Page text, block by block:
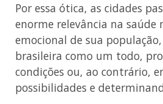
Por essa ótica, as cidades
enorme relevância na saúde
emocional de sua
brasileira como um todo,
condições ou, ao contrário,
possibilidades e